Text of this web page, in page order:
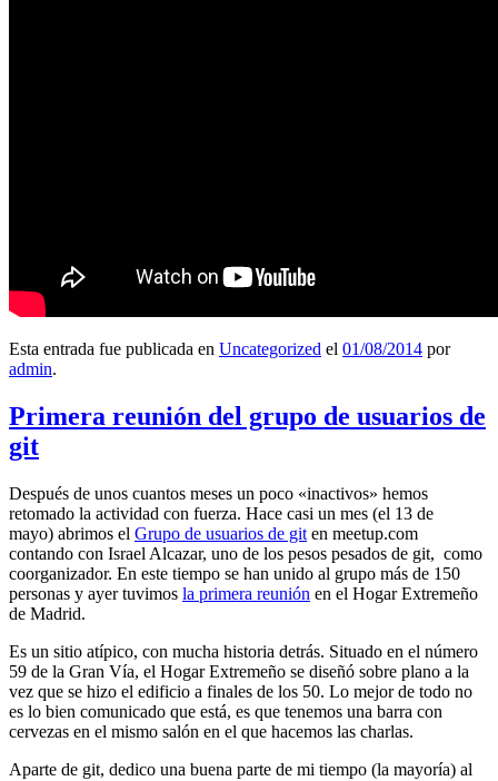
Esta entrada fue publicada en Uncategorized el 01/08/2014 por
admin.
Primera reunión del grupo de usuarios de
git
Después de unos cuantos meses un poco «inactivos» hemos
retomado la actividad con fuerza. Hace casi un mes (el 13 de
mayo) abrimos el Grupo de usuarios de git en meetup.com
contando con Israel Alcazar, uno de los pesos pesados de git, como
coorganizador. En este tiempo se han unido al grupo más de 150
personas y ayer tuvimos la primera reunión en el Hogar Extremeño
de Madrid.
Es un sitio atípico, con mucha historia detrás. Situado en el número
59 de la Gran Vía, el Hogar Extremeño se diseñó sobre plano a la
vez que se hizo el edificio a finales de los 50. Lo mejor de todo no
es lo bien comunicado que está, es que tenemos una barra con
cervezas en el mismo salón en el que hacemos las charlas.
Aparte de git, dedico una buena parte de mi tiempo (la mayoría) al